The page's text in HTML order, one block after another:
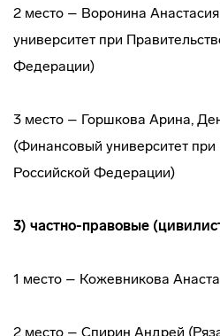
2 место – Воронина
университет при
Федерации)
3 место – Горшкова Арина,
(Финансовый университет при
Российской Федерации)
3) частно-правовые
1 место – Кожевникова
2 место – Спирин Андрей